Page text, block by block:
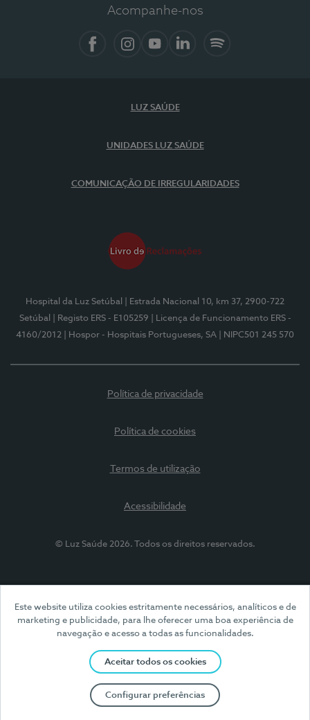
Este website utiliza cookies estritamente necessários, analíticos e de
marketing e publicidade, para lhe oferecer uma boa experiência de
navegação e acesso a todas as funcionalidades.
Aceitar todos os cookies
Configurar preferências
Acompanhe-nos
LUZ SAÚDE
UNIDADES LUZ SAÚDE
COMUNICAÇÃO DE IRREGULARIDADES
Hospital da Luz Setúbal
| Estrada Nacional 10, km 37, 2900-722
Setúbal
| Registo ERS - E105259
| Licença de Funcionamento ERS -
4160/2012
| Hospor - Hospitais Portugueses, SA | NIPC501 245 570
Política de privacidade
Política de cookies
Termos de utilização
Acessibilidade
© Luz Saúde 2026. Todos os direitos reservados.